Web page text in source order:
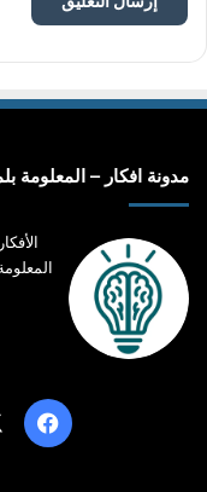
مدونة افكار – المعلومة